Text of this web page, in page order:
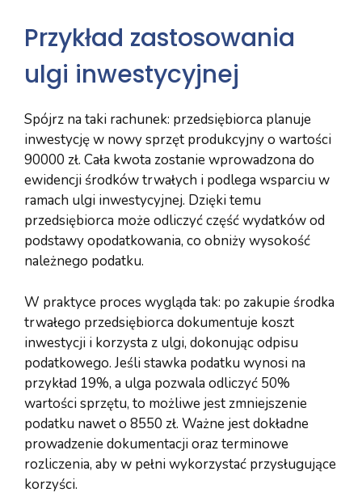
Przykład zastosowania
ulgi inwestycyjnej
Spójrz na taki rachunek: przedsiębiorca planuje
inwestycję w nowy sprzęt produkcyjny o wartości
90000 zł. Cała kwota zostanie wprowadzona do
ewidencji środków trwałych i podlega wsparciu w
ramach ulgi inwestycyjnej. Dzięki temu
przedsiębiorca może odliczyć część wydatków od
podstawy opodatkowania, co obniży wysokość
należnego podatku.
W praktyce proces wygląda tak: po zakupie środka
trwałego przedsiębiorca dokumentuje koszt
inwestycji i korzysta z ulgi, dokonując odpisu
podatkowego. Jeśli stawka podatku wynosi na
przykład 19%, a ulga pozwala odliczyć 50%
wartości sprzętu, to możliwe jest zmniejszenie
podatku nawet o 8550 zł. Ważne jest dokładne
prowadzenie dokumentacji oraz terminowe
rozliczenia, aby w pełni wykorzystać przysługujące
korzyści.